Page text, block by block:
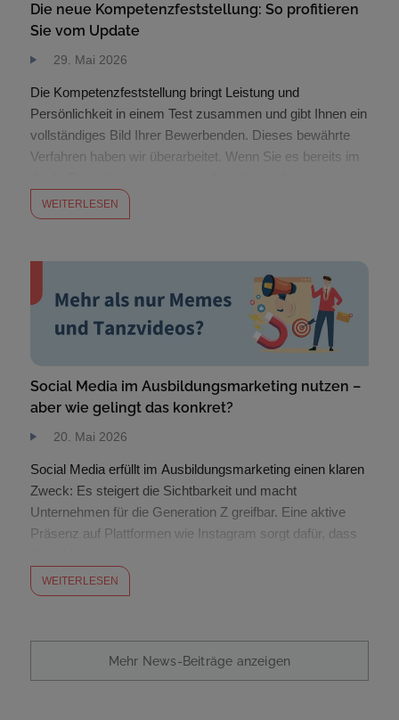
Die neue Kompetenzfeststellung: So profitieren
Sie vom Update
29. Mai 2026
Die Kompetenzfeststellung bringt Leistung und
Persönlichkeit in einem Test zusammen und gibt Ihnen ein
vollständiges Bild Ihrer Bewerbenden. Dieses bewährte
Verfahren haben wir überarbeitet. Wenn Sie es bereits im
Frage: Was verändert sich für Sie in der
Bewerberauswahl? Kurz gesagt: Sie kommen schneller
WEITERLESEN
Social Media im Ausbildungsmarketing nutzen –
aber wie gelingt das konkret?
20. Mai 2026
Social Media erfüllt im Ausbildungsmarketing einen klaren
Zweck: Es steigert die Sichtbarkeit und macht
Unternehmen für die Generation Z greifbar. Eine aktive
Präsenz auf Plattformen wie Instagram sorgt dafür, dass
Entscheidend sind dabei die Inhalte. Sie geben Einblicke in
den Alltag und schaffen Vertrauen. Ein weiterer Effekt:
WEITERLESEN
Mehr News-Beiträge anzeigen